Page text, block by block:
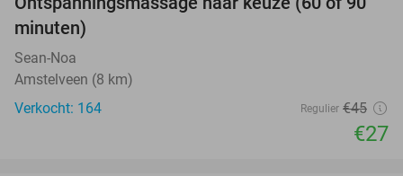
40%
minuten)
Sean-Noa
Amstelveen (8 km)
Verkocht: 164
Regulier €45
€27